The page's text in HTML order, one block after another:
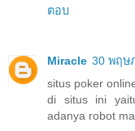
ตอบ
Miracle 30 พฤษ
situs poker
di situs ini
adanya robot